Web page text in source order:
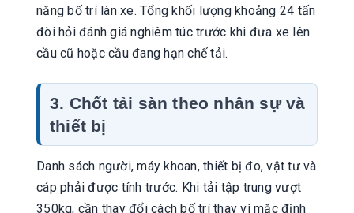
năng bố trí làn xe. Tổng khối lượng khoảng 24 tấn
đòi hỏi đánh giá nghiêm túc trước khi đưa xe lên
cầu cũ hoặc cầu đang hạn chế tải.
3. Chốt tải sàn theo nhân sự và
thiết bị
Danh sách người, máy khoan, thiết bị đo, vật tư và
cáp phải được tính trước. Khi tải tập trung vượt
350kg, cần thay đổi cách bố trí thay vì mặc định